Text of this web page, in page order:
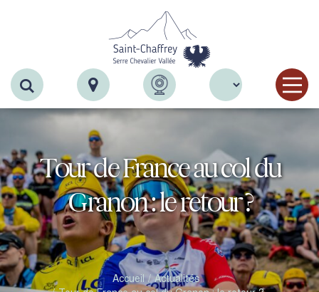
Recherche
Tour de France au col du
Granon : le retour ?
Accueil
Actualités